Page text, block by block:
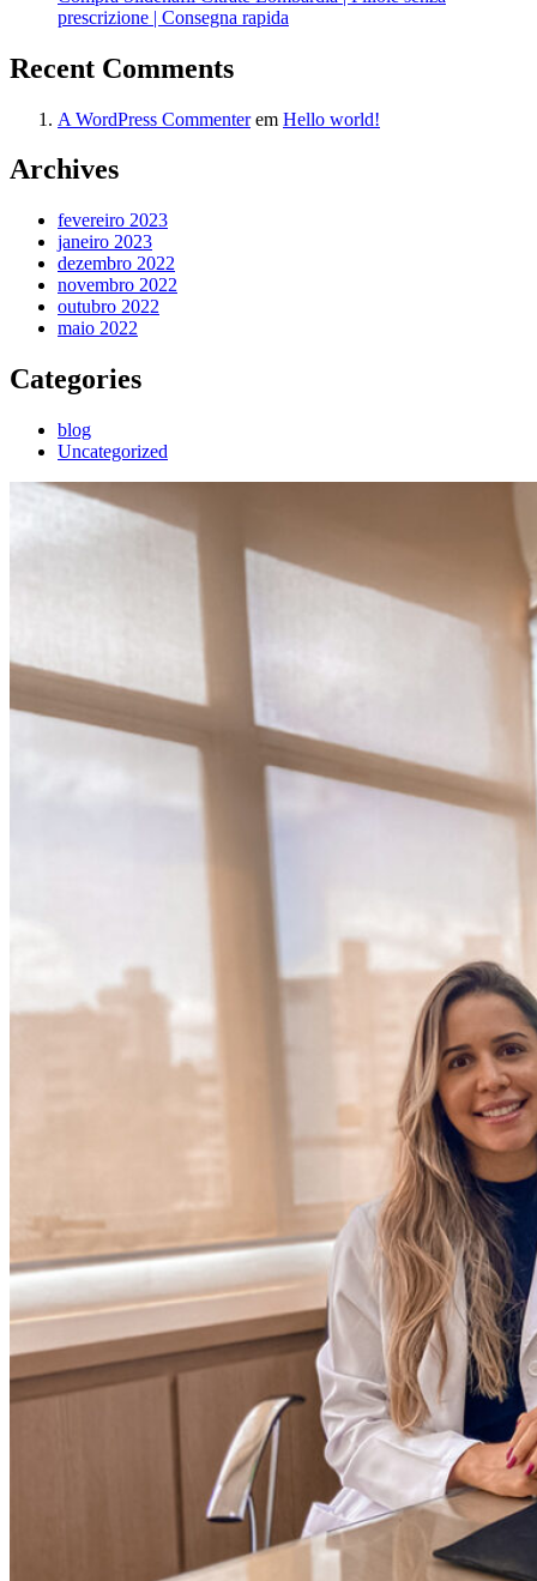
prescrizione | Consegna rapida
Recent Comments
A WordPress Commenterem Hello world!
Archives
fevereiro 2023
janeiro 2023
dezembro 2022
novembro 2022
outubro 2022
maio 2022
Categories
blog
Uncategorized